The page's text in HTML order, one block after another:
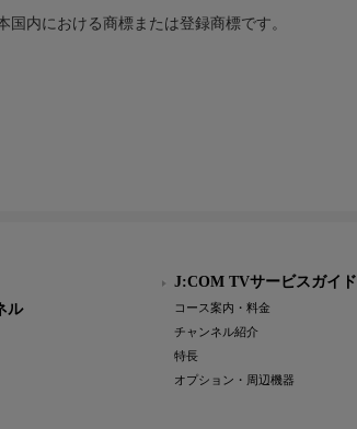
内における商標または登録商標です。
ル
J:COM TVサービスガイド
コース案内・料金
チャンネル紹介
特長
オプション・周辺機器